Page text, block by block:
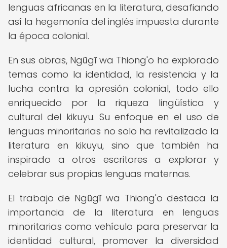
lenguas africanas en la literatura, desafiando
así la hegemonía del inglés impuesta durante
la época colonial.
En sus obras, Ngũgĩ wa Thiong'o ha explorado
temas como la identidad, la resistencia y la
lucha contra la opresión colonial, todo ello
enriquecido por la riqueza lingüística y
cultural del kikuyu. Su enfoque en el uso de
lenguas minoritarias no solo ha revitalizado la
literatura en kikuyu, sino que también ha
inspirado a otros escritores a explorar y
celebrar sus propias lenguas maternas.
El trabajo de Ngũgĩ wa Thiong'o destaca la
importancia de la literatura en lenguas
minoritarias como vehículo para preservar la
identidad cultural, promover la diversidad